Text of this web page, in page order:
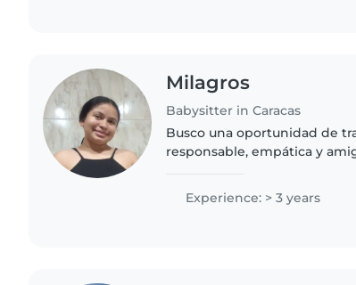
Milagros
Babysitter in Caracas
Busco una oportunidad de
responsable, empática y
experiencia . termines..
Experience: > 3 years